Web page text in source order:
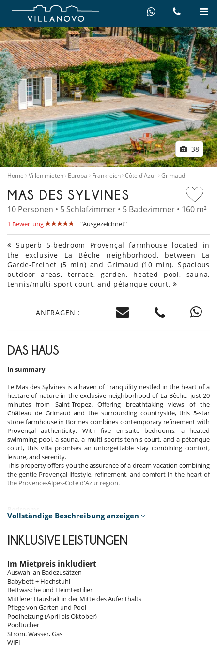
38
Home Villen mieten Europa Frankreich Côte d'Azur Grimaud
MAS DES SYLVINES
10 Personen • 5 Schlafzimmer • 5 Badezimmer • 160 m²
1 Bewertung "Ausgezeichnet"
Superb 5-bedroom Provençal farmhouse located in
the exclusive La Bêche neighborhood, between La
Garde-Freinet (5 min) and Grimaud (10 min). Spacious
outdoor areas, terrace, garden, heated pool, sauna,
tennis/multi-sport court, and pétanque court.
ANFRAGEN :
DAS HAUS
In summary
Le Mas des Sylvines is a haven of tranquility nestled in the heart of a
hectare of nature in the exclusive neighborhood of La Bêche, just 20
minutes from Saint-Tropez. Offering breathtaking views of the
Château de Grimaud and the surrounding countryside, this 5-star
stone farmhouse in Bormes combines contemporary refinement with
Provençal authenticity. With five en-suite bedrooms, a heated
swimming pool, a sauna, a multi-sports tennis court, and a pétanque
court, this villa promises an unforgettable stay combining comfort,
leisure, and serenity.
This property offers you the assurance of a dream vacation combining
the gentle Provençal lifestyle, refinement, and comfort in the heart of
the Provence-Alpes-Côte d'Azur region.
Room, Ground level. This bedroom has 1 double bed 160 cm.
Bathroom private, with shower. WC in the bathroom. This bedroom
Room 2
Room, Ground level. This bedroom has 1 double bed 160 cm.
Bathroom private, with shower. WC in the bathroom. This bedroom
includes also air conditioning, TV.
Room 3
Room, Ground level. This bedroom has 1 double bed 160 cm.
Bathroom private, with bathtub. WC in the bathroom. This bedroom
includes also air conditioning, TV.
Vollständige Beschreibung anzeigen
INKLUSIVE LEISTUNGEN
Im Mietpreis inkludiert
Auswahl an Badezusätzen
Babybett + Hochstuhl
Bettwäsche und Heimtextilien
Mittlerer Haushalt in der Mitte des Aufenthalts
Pflege von Garten und Pool
Poolheizung (April bis Oktober)
Pooltücher
Strom, Wasser, Gas
WIFI